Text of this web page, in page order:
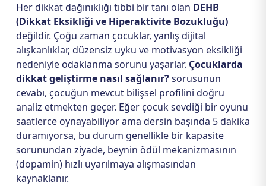
Her dikkat dağınıklığı tıbbi bir tanı olan DEHB
(Dikkat Eksikliği ve Hiperaktivite Bozukluğu)
değildir. Çoğu zaman çocuklar, yanlış dijital
alışkanlıklar, düzensiz uyku ve motivasyon eksikliği
nedeniyle odaklanma sorunu yaşarlar. Çocuklarda
dikkat geliştirme nasıl sağlanır?sorusunun
cevabı, çocuğun mevcut bilişsel profilini doğru
analiz etmekten geçer. Eğer çocuk sevdiği bir oyunu
saatlerce oynayabiliyor ama dersin başında 5 dakika
duramıyorsa, bu durum genellikle bir kapasite
sorunundan ziyade, beynin ödül mekanizmasının
(dopamin) hızlı uyarılmaya alışmasından
kaynaklanır.